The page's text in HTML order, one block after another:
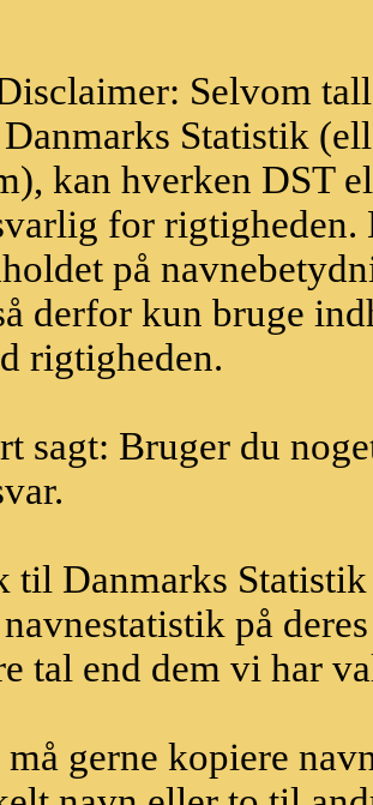
Selvom
Statistik
kan hverken DST
for
på
derfor kun bruge
rigtigheden.
sagt: Bruger du
til Danmarks
navnestatistik på
tal end dem vi har
gerne kopiere